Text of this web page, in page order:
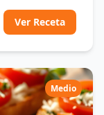
Ver Receta
Medio